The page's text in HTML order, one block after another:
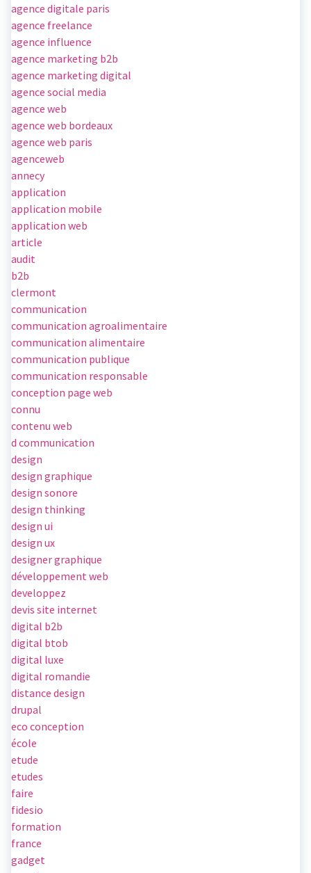
agence digitale paris
agence freelance
agence influence
agence marketing b2b
agence marketing digital
agence social media
agence web
agence web bordeaux
agence web paris
agenceweb
annecy
application
application mobile
application web
article
audit
b2b
clermont
communication
communication agroalimentaire
communication alimentaire
communication publique
communication responsable
conception page web
connu
contenu web
d communication
design
design graphique
design sonore
design thinking
design ui
design ux
designer graphique
développement web
developpez
devis site internet
digital b2b
digital btob
digital luxe
digital romandie
distance design
drupal
eco conception
école
etude
etudes
faire
fidesio
formation
france
gadget